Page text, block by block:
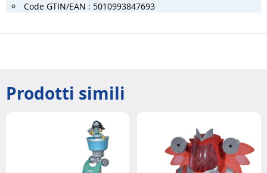
Code GTIN/EAN : 5010993847693
Prodotti simili